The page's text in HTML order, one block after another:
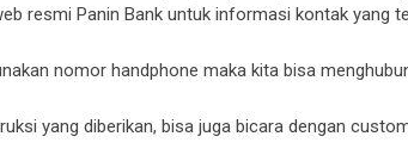
resmi Panin Bank untuk informasi kontak yang
nomor handphone maka kita bisa
yang diberikan, bisa juga bicara dengan